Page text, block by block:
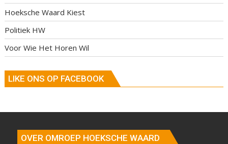
Hoeksche Waard Kiest
Politiek HW
Voor Wie Het Horen Wil
LIKE ONS OP FACEBOOK
OVER OMROEP HOEKSCHE WAARD